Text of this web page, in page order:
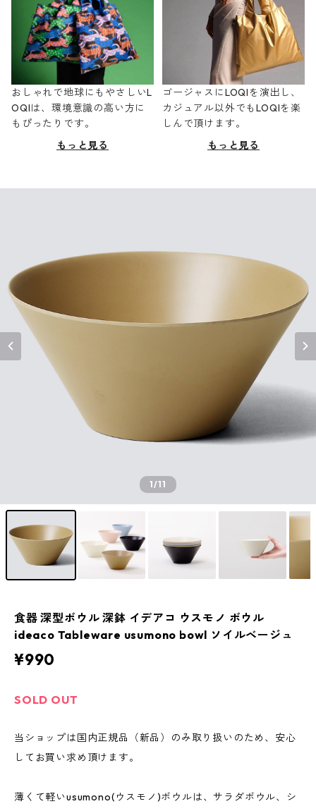
おしゃれで地球にもやさしいL
OQIは、環境意識の高い方に
もぴったりです。
もっと見る
ゴージャスにLOQIを演出し、
カジュアル以外でもLOQIを楽
しんで頂けます。
もっと見る
1/11
食器 深型ボウル 深鉢 イデアコ ウスモノ ボウル
ideaco Tableware usumono bowl ソイルベージュ
¥990
SOLD OUT
当ショップは国内正規品（新品）のみ取り扱いのため、安心
してお買い求め頂けます。
薄くて軽いusumono(ウスモノ)ボウルは、サラダボウル、シ